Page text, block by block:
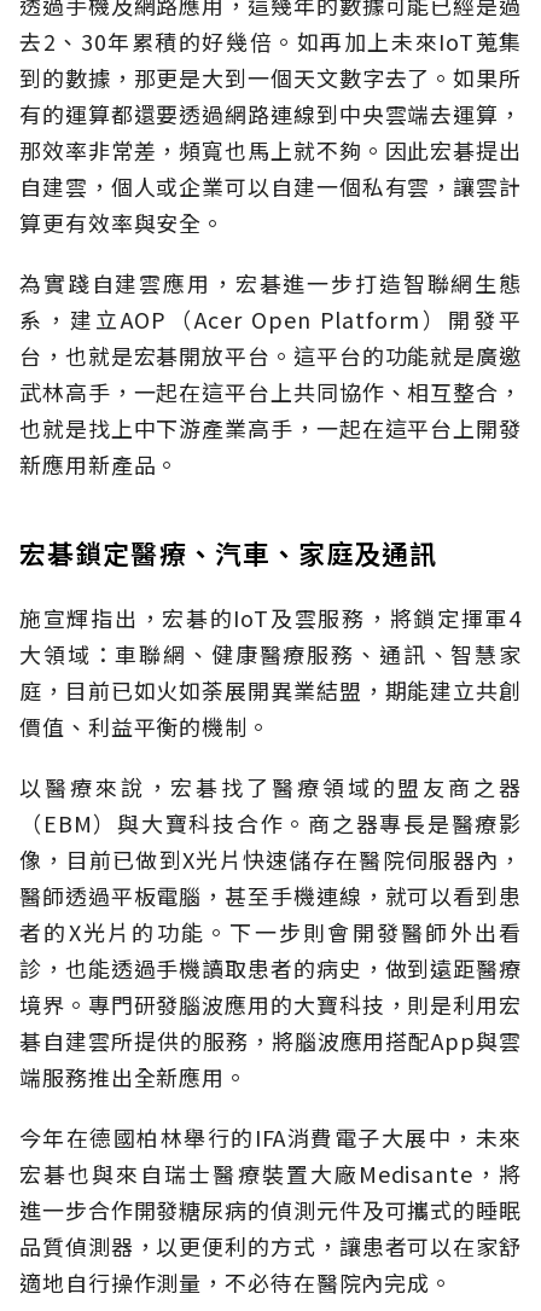
去2、30年累積的好幾倍。如再加上未來IoT蒐集
到的數據，那更是大到一個天文數字去了。如果所
有的運算都還要透過網路連線到中央雲端去運算，
那效率非常差，頻寬也馬上就不夠。因此宏碁提出
自建雲，個人或企業可以自建一個私有雲，讓雲計
算更有效率與安全。
為實踐自建雲應用，宏碁進一步打造智聯網生態
系，建立AOP（Acer Open Platform）開發平
台，也就是宏碁開放平台。這平台的功能就是廣邀
武林高手，一起在這平台上共同協作、相互整合，
也就是找上中下游產業高手，一起在這平台上開發
新應用新產品。
宏碁鎖定醫療、汽車、家庭及通訊
施宣輝指出，宏碁的IoT及雲服務，將鎖定揮軍4
大領域：車聯網、健康醫療服務、通訊、智慧家
庭，目前已如火如荼展開異業結盟，期能建立共創
價值、利益平衡的機制。
以醫療來說，宏碁找了醫療領域的盟友商之器
（EBM）與大寶科技合作。商之器專長是醫療影
像，目前已做到X光片快速儲存在醫院伺服器內，
醫師透過平板電腦，甚至手機連線，就可以看到患
者的X光片的功能。下一步則會開發醫師外出看
診，也能透過手機讀取患者的病史，做到遠距醫療
境界。專門研發腦波應用的大寶科技，則是利用宏
碁自建雲所提供的服務，將腦波應用搭配App與雲
端服務推出全新應用。
今年在德國柏林舉行的IFA消費電子大展中，未來
宏碁也與來自瑞士醫療裝置大廠Medisante，將
進一步合作開發糖尿病的偵測元件及可攜式的睡眠
品質偵測器，以更便利的方式，讓患者可以在家舒
適地自行操作測量，不必待在醫院內完成。